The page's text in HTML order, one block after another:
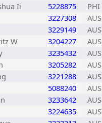
Ii 5228875 PHI
3227308 AUS
3229149 AUS
W 3204227 AUS
3235432 AUS
3205282 AUS
3221288 AUS
5088240 AUS
3233642 AUS
3224635 AUS